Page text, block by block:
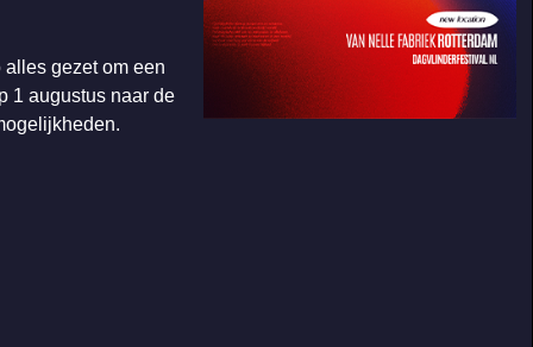
gezet om een
1 augustus naar de